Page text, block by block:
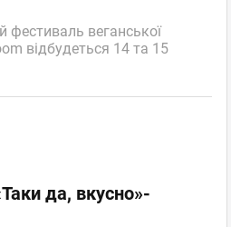
фестиваль веганської
відбудеться 14 та 15
да, вкусно»-